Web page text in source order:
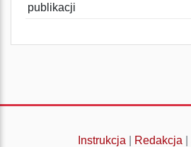
publikacji
Instrukcja Redakcja